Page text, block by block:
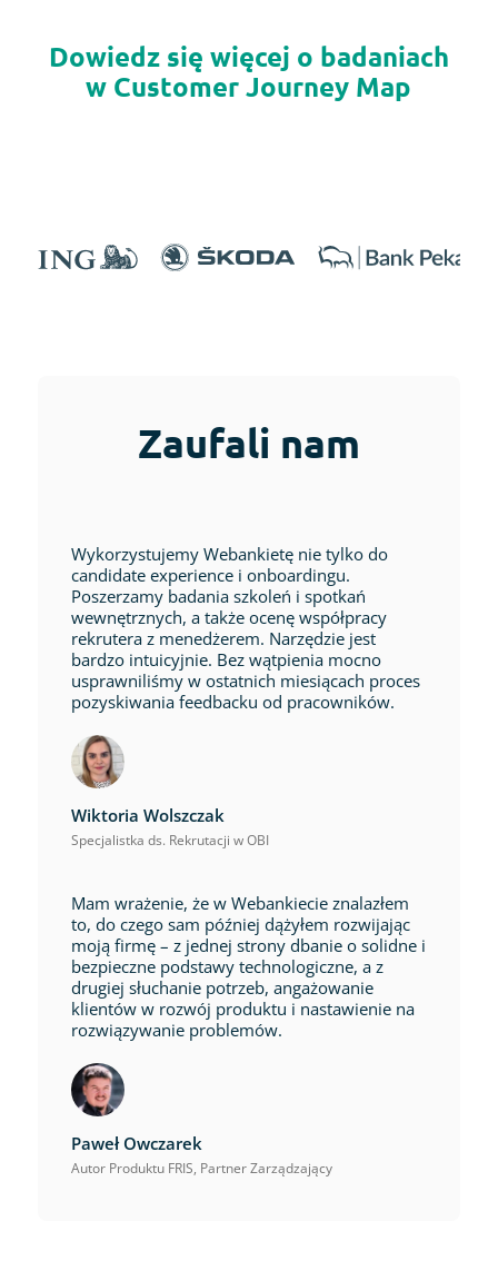
Dowiedz się więcej o badaniach
w Customer Journey Map
Zaufali nam
Wykorzystujemy Webankietę nie tylko do
candidate experience i onboardingu.
Poszerzamy badania szkoleń i spotkań
wewnętrznych, a także ocenę współpracy
rekrutera z menedżerem. Narzędzie jest
bardzo intuicyjnie. Bez wątpienia mocno
usprawniliśmy w ostatnich miesiącach proces
pozyskiwania feedbacku od pracowników.
Wiktoria Wolszczak
Specjalistka ds. Rekrutacji w OBI
Mam wrażenie, że w Webankiecie znalazłem
to, do czego sam później dążyłem rozwijając
moją firmę – z jednej strony dbanie o solidne i
bezpieczne podstawy technologiczne, a z
drugiej słuchanie potrzeb, angażowanie
klientów w rozwój produktu i nastawienie na
rozwiązywanie problemów.
Paweł Owczarek
Autor Produktu FRIS, Partner Zarządzający